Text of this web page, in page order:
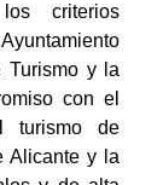
criterios
Turismo y la
con el
turismo de
Alicante y la